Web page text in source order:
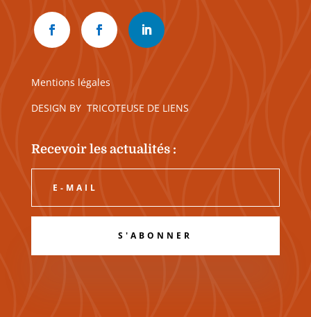
Mentions légales
DESIGN BY TRICOTEUSE DE LIENS
Recevoir les actualités :
S'ABONNER